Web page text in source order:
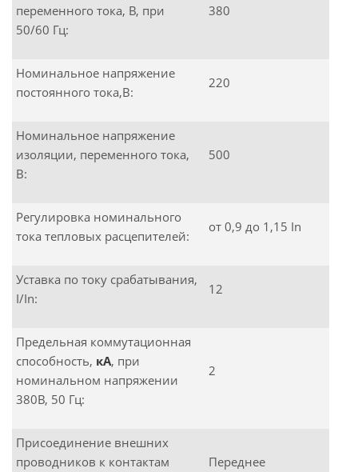
переменного тока, B, при
50/60 Гц:
380
Номинальное напряжение
постоянного тока,В:
220
Номинальное напряжение
изоляции, переменного тока,
В:
500
Регулировка номинального
тока тепловых расцепителей:
от 0,9 до 1,15 In
Уставка по току срабатывания,
I/In:
12
Предельная коммутационная
способность, кА, при
номинальном напряжении
380В, 50 Гц:
2
Присоединение внешних
проводников к контактам
Переднее